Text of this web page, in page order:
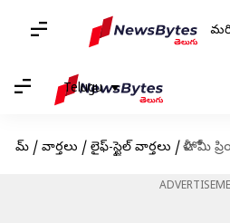
Telugu
హోమ్ / వార్తలు / లైఫ్-స్టైల్ వార్తలు / హోళీ: మీ